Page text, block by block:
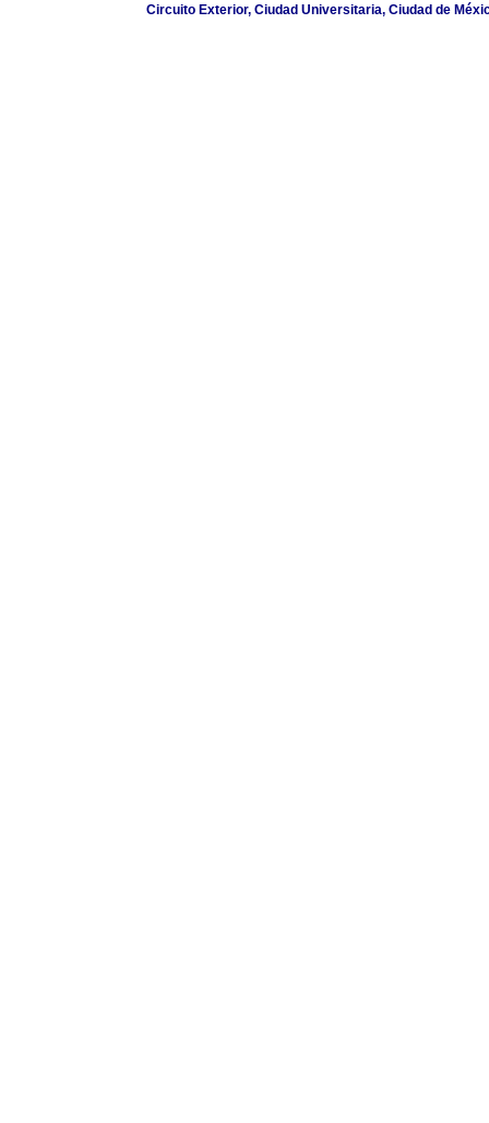
Circuito Exterior, Ciudad Universitaria, Ciudad de